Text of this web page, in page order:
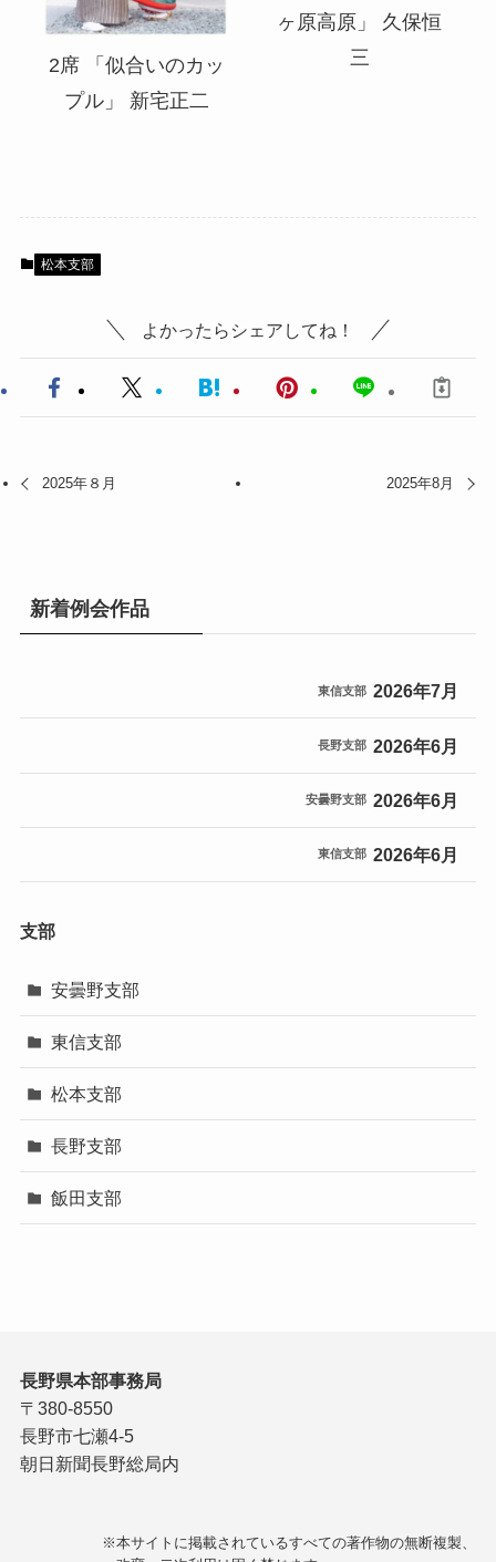
2席 「似合いのカッ
プル」 新宅正二
ヶ原高原」 久保恒
三
松本支部
よかったらシェアしてね！
2025年８月 2025年8月
新着例会作品
2026年7月
東信支部
2026年6月
長野支部
2026年6月
安曇野支部
2026年6月
東信支部
支部
安曇野支部
東信支部
松本支部
長野支部
飯田支部
長野県本部事務局
〒380-8550
長野市七瀬4-5
朝日新聞長野総局内
※本サイトに掲載されているすべての著作物の無断複製、